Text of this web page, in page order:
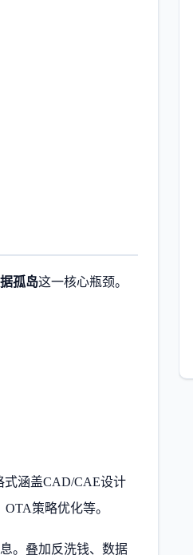
孤岛这一核心瓶颈。
式涵盖CAD/CAE设计
策略优化等。
。叠加反洗钱、数据